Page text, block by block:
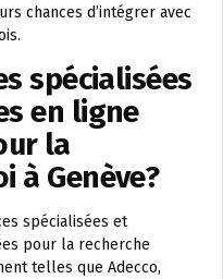
chances d’intégrer avec
spécialisées
en ligne
la
à Genève?
spécialisées et
pour la recherche
telles que Adecco,